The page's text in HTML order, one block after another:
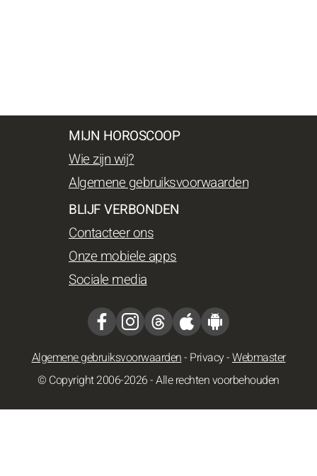
MIJN HOROSCOOP
Wie zijn wij?
Algemene gebruiksvoorwaarden
BLIJF VERBONDEN
Contacteer ons
Onze mobiele apps
Sociale media
Algemene gebruiksvoorwaarden- Privacy-Webmaster
© Copyright 2006-2026 - Alle rechten voorbehouden